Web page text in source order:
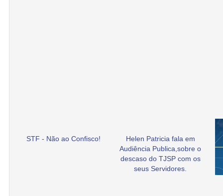
STF - Não ao Confisco!
Helen Patricia fala em
Audiência Publica,sobre o
descaso do TJSP com os
seus Servidores.